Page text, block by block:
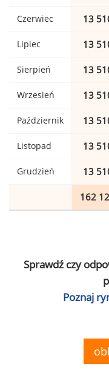
Czerwiec 13
Lipiec 13
Sierpień 13
Wrzesień 13
Październik 13
Listopad 13
Grudzień 13
162
Sprawdź czy
Poznaj